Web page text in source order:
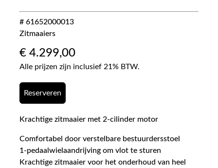
# 61652000013
Zitmaaiers
€ 4.299,00
Alle prijzen zijn inclusief 21% BTW.
Reserveren
Krachtige zitmaaier met 2-cilinder motor
Comfortabel door verstelbare bestuurdersstoel
1-pedaalwielaandrijving om vlot te sturen
Krachtige zitmaaier voor het onderhoud van heel